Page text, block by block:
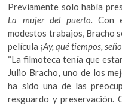
Previamente solo había
La mujer del puerto. Con
modestos trabajos, Bracho
película ¡Ay, qué tiempos,
“La filmoteca tenía que
Julio Bracho, uno de los
ha sido una de las
resguardo y preservación.